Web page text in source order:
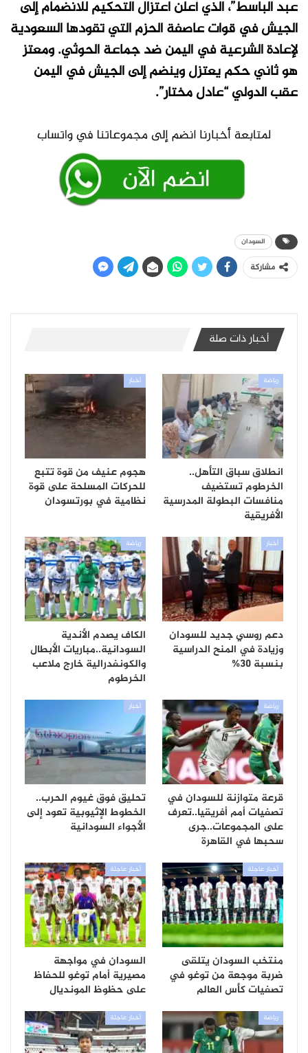
عبد الباسط”، الذي أعلن اعتزال التحكيم للانضمام إلى
الجيش في قوات عاصفة الحزم التي تقودها السعودية
لإعادة الشرعية في اليمن ضد جماعة الحوثي. ومعتز
هو ثاني حكم يعتزل وينضم إلى الجيش في اليمن
عقب الدولي “عادل مختار”.
السودان
مشاركة
أخبار ذات صلة
رياضة
انطلاق سباق التأهل..
الخرطوم تستضيف
منافسات البطولة المدرسية
الأفريقية
أخبار
هجوم عنيف من قوة تتبع
للحركات المسلحة على قوة
نظامية في بورتسودان
أخبار
دعم روسي جديد للسودان
وزيادة في المنح الدراسية
بنسبة 30%
رياضة
الكاف يصدم الأندية
السودانية..مباريات الأبطال
والكونفدرالية خارج ملاعب
الخرطوم
رياضة
قرعة متوازنة للسودان في
تصفيات أمم أفريقيا..تعرف
على المجموعات..جرى
سحبها في القاهرة
أخبار
تحليق فوق غيوم الحرب..
الخطوط الإثيوبية تعود إلى
الأجواء السودانية
أخبار عاجلة
منتخب السودان يتلقى
ضربة موجعة من توغو في
تصفيات كأس العالم
أخبار عاجلة
السودان في مواجهة
مصيرية أمام توغو للحفاظ
على حظوظ المونديال
رياضة أخبار عاجلة